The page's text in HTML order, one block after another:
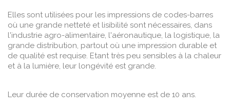
Elles sont utilisées pour les impressions de codes-barres
où une grande netteté et lisibilité sont nécessaires, dans
l'industrie agro-alimentaire, l'aéronautique, la logistique, la
grande distribution, partout où une impression durable et
de qualité est requise. Etant très peu sensibles à la chaleur
et à la lumière, leur longévité est grande.
Leur durée de conservation moyenne est de 10 ans.